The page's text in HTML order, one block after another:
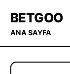
BETGOO
ANA SAYFA